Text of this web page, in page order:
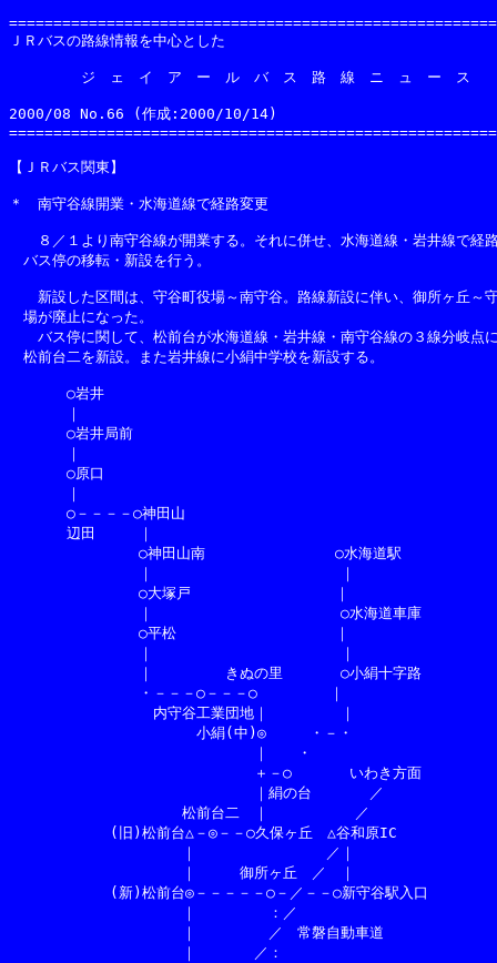
ＪＲバスの路線情報を中心とした
ジ　ェ　イ　ア　ー　ル　バ　ス　路　線　ニ　ュ　ー　ス
2000/08 No.66 (作成:2000/10/14)                         ＪＲ
【ＪＲバス関東】
＊　南守谷線開業・水海道線で経路変更
８／１より南守谷線が開業する。それに併せ、水海道線・岩井線で経
バス停の移転・新設を行う。
新設した区間は、守谷町役場～南守谷。路線新設に伴い、御所ヶ丘～
場が廃止になった。
バス停に関して、松前台が水海道線・岩井線・南守谷線の３線分岐点
松前台二を新設。また岩井線に小絹中学校を新設する。
○岩井
｜
○岩井局前
｜
○原口
｜
○－－－－○神田山
辺田　　　｜
○神田山南　　　　　　　　　○水海道駅
｜　　　　　　　　　　　　　｜
○大塚戸　　　　　　　　　　｜
｜　　　　　　　　　　　　　○水海道車庫
○平松　　　　　　　　　　　｜
｜　　　　　　　　　　　　　｜
｜　　　　　きぬの里　　　　○小絹十字路
・－－－○－－－○　　　　　｜
内守谷工業団地｜　　　　　｜
小絹(中)◎　　　・－・
｜　　・
＋－○　　　　いわき方面
｜絹の台　　　　／
松前台二　｜　　　　　　／
(旧)松前台△－◎－－○久保ヶ丘　△谷和原IC
｜　　　　　　　　　／｜
｜　　　御所ヶ丘　／　｜
(新)松前台◎－－－－－○－／－－○新守谷駅入口
｜　　　　　：／
｜　　　　　／　常磐自動車道
｜　　　　／：